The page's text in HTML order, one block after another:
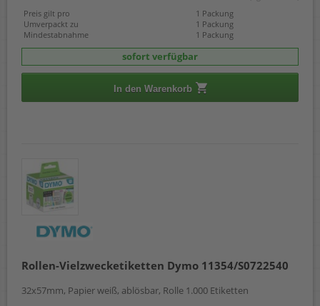
Preis gilt pro
1 Packung
Umverpackt zu
1 Packung
Mindestabnahme
1 Packung
sofort verfügbar
In den Warenkorb
Rollen-Vielzwecketiketten Dymo 11354/S0722540
32x57mm, Papier weiß, ablösbar, Rolle 1.000 Etiketten